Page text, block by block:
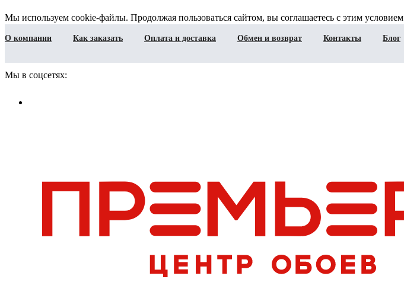
Мы используем cookie-файлы. Продолжая пользоваться сайтом, вы соглашаетесь с этим условием
О компании Как заказать Оплата и доставка Обмен и возврат Контакты
Блог
Мы в соцсетях: